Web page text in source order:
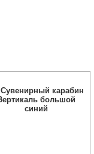
карабин
большой
синий